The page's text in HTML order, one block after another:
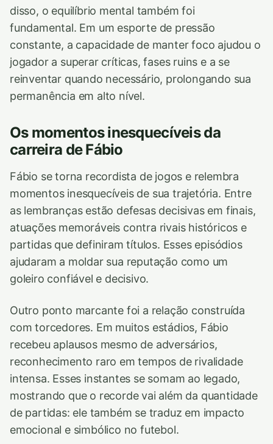
disso, o equilíbrio mental também foi
fundamental. Em um esporte de pressão
constante, a capacidade de manter foco ajudou o
jogador a superar críticas, fases ruins e a se
reinventar quando necessário, prolongando sua
permanência em alto nível.
Os momentos inesquecíveis da
carreira de Fábio
Fábio se torna recordista de jogos e relembra
momentos inesquecíveis de sua trajetória. Entre
as lembranças estão defesas decisivas em finais,
atuações memoráveis contra rivais históricos e
partidas que definiram títulos. Esses episódios
ajudaram a moldar sua reputação como um
goleiro confiável e decisivo.
Outro ponto marcante foi a relação construída
com torcedores. Em muitos estádios, Fábio
recebeu aplausos mesmo de adversários,
reconhecimento raro em tempos de rivalidade
intensa. Esses instantes se somam ao legado,
mostrando que o recorde vai além da quantidade
de partidas: ele também se traduz em impacto
emocional e simbólico no futebol.